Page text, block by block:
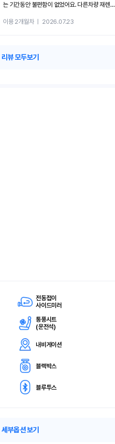
는 기간동안 불편함이 없었어요. 다른차량 재렌트
카 렌트 고민없이 강추합니다!!
이용 2개월차ㅣ 2026.07.23
리뷰 모두보기
전동접이
사이드미러
통풍시트
(운전석)
내비게이션
블랙박스
블루투스
세부옵션 보기